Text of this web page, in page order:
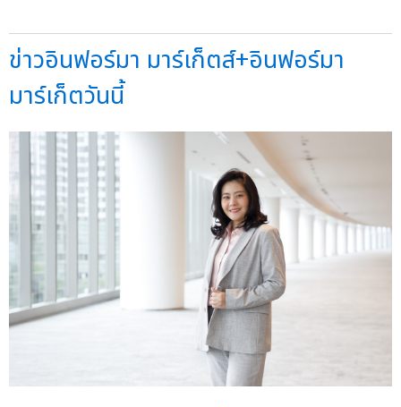
ข่าวอินฟอร์มา มาร์เก็ตส์+อินฟอร์มา
มาร์เก็ตวันนี้